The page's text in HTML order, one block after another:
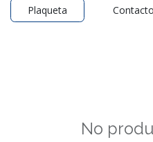
Plaqueta
No